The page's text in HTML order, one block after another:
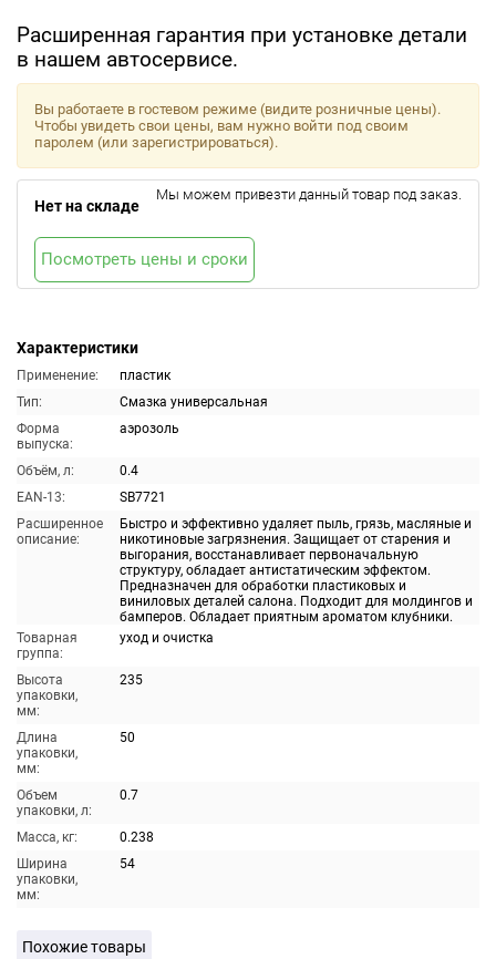
Расширенная гарантия при установке детали
в нашем автосервисе.
Характеристики
Применение:
пластик
Тип:
Смазка универсальная
Форма
выпуска:
аэрозоль
Объём, л:
0.4
EAN-13:
SB7721
Расширенное
описание:
Быстро и эффективно удаляет пыль, грязь, масляные и
никотиновые загрязнения. Защищает от старения и
выгорания, восстанавливает первоначальную
структуру, обладает антистатическим эффектом.
Предназначен для обработки пластиковых и
виниловых деталей салона. Подходит для молдингов и
бамперов. Обладает приятным ароматом клубники.
Товарная
группа:
уход и очистка
Высота
упаковки,
мм:
235
Длина
упаковки,
мм:
50
Объем
упаковки, л:
0.7
Масса, кг:
0.238
Ширина
упаковки,
мм:
54
Вы работаете в гостевом режиме (видите розничные цены).
Чтобы увидеть свои цены, вам нужно войти под своим
паролем (или зарегистрироваться).
Нет на складе
Мы можем привезти данный товар под заказ.
Посмотреть цены и сроки
Похожие товары